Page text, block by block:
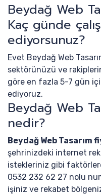
Beydağ Web
Kaç günde
ediyorsunuz?
Evet Beydağ Web
sektörünüzü ve
göre en fazla 5-7 gün
ediyoruz.
Beydağ Web
nedir?
Beydağ Web Tasarım
şehrinizdeki internet
istekleriniz gibi
0532 232 62 27 nolu
işiniz ve rekabet